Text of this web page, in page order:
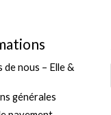
de nous – Elle &
générales